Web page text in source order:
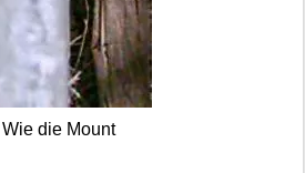
die Mount